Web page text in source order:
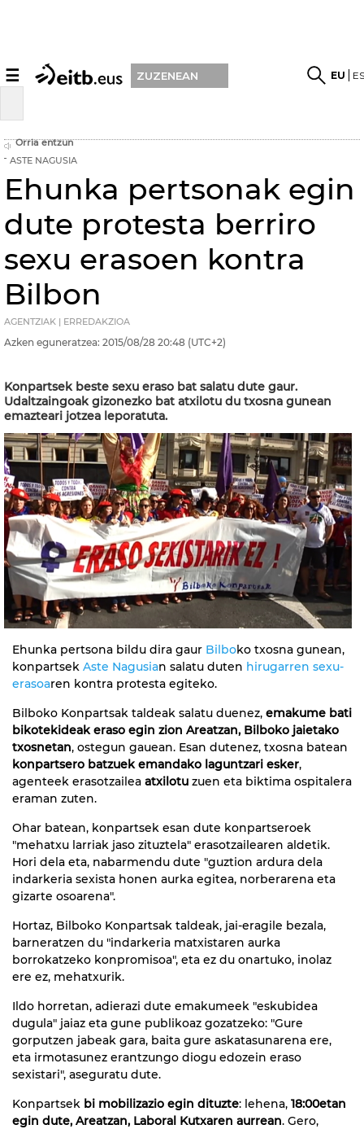
☰ ZUZENEAN EU
Orria entzun
ASTE NAGUSIA
Ehunka pertsonak egin
dute protesta berriro
sexu erasoen kontra
Bilbon
AGENTZIAK | ERREDAKZIOA
Azken eguneratzea: 2015/08/28 20:48 (UTC+2)
Konpartsek beste sexu eraso bat salatu dute gaur.
Udaltzaingoak gizonezko bat atxilotu du txosna gunean
emazteari jotzea leporatuta.
Ehunka pertsona bildu dira gaur Bilboko txosna gunean,
konpartsek Aste Nagusian salatu duten hirugarren sexu-
erasoaren kontra protesta egiteko.
Bilboko Konpartsak taldeak salatu duenez, emakume bati
bikotekideak eraso egin zion Areatzan, Bilboko jaietako
txosnetan, ostegun gauean. Esan dutenez, txosna batean
konpartsero batzuek emandako laguntzari esker,
agenteek erasotzailea atxilotu zuen eta biktima ospitalera
eraman zuten.
Ohar batean, konpartsek esan dute konpartseroek
"mehatxu larriak jaso zituztela" erasotzailearen aldetik.
Hori dela eta, nabarmendu dute "guztion ardura dela
indarkeria sexista honen aurka egitea, norberarena eta
gizarte osoarena".
Hortaz, Bilboko Konpartsak taldeak, jai-eragile bezala,
barneratzen du "indarkeria matxistaren aurka
borrokatzeko konpromisoa", eta ez du onartuko, inolaz
ere ez, mehatxurik.
Ildo horretan, adierazi dute emakumeek "eskubidea
dugula" jaiaz eta gune publikoaz gozatzeko: "Gure
gorputzen jabeak gara, baita gure askatasunarena ere,
eta irmotasunez erantzungo diogu edozein eraso
sexistari", aseguratu dute.
Konpartsek bi mobilizazio egin dituzte: lehena, 18:00etan
egin dute, Areatzan, Laboral Kutxaren aurrean. Gero,